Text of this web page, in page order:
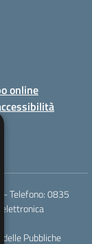
online
Telefono:0835
Pubbliche